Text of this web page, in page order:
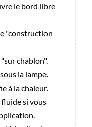
le bord libre
"construction
chablon".
la lampe.
à la chaleur.
si vous